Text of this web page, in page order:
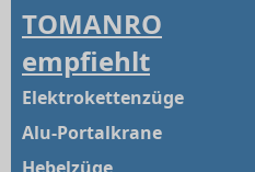
TOMANRO
empfiehlt
Elektrokettenzüge
Alu-Portalkrane